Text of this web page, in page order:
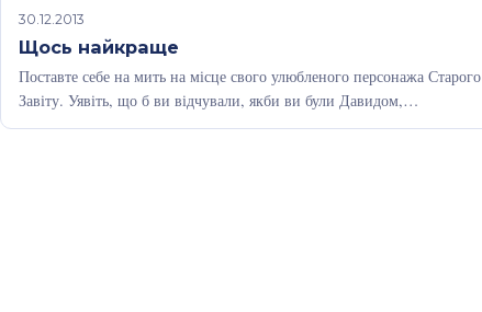
30.12.2013
Щось найкраще
Поставте себе на мить на місце свого улюбленого персонажа Старого
Завіту. Уявіть, що б ви відчували, якби ви були Давидом,…